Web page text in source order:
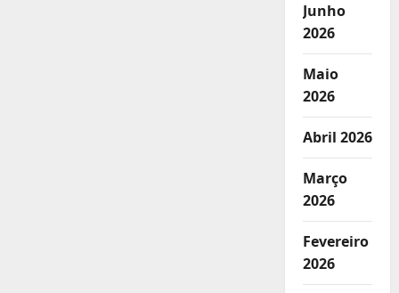
Junho
2026
Maio
2026
Abril 2026
Março
2026
Fevereiro
2026